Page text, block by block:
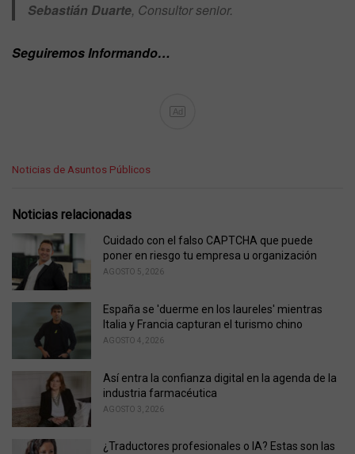
Sebastián Duarte, Consultor senior.
Seguiremos Informando…
Ad
C
e
r
e
Noticias de Asuntos Públicos
Noticias relacionadas
Cuidado con el falso CAPTCHA que puede
poner en riesgo tu empresa u organización
AGOSTO 5, 2026
España se 'duerme en los laureles' mientras
Italia y Francia capturan el turismo chino
AGOSTO 4, 2026
Así entra la confianza digital en la agenda de la
industria farmacéutica
AGOSTO 3, 2026
¿Traductores profesionales o IA? Estas son las